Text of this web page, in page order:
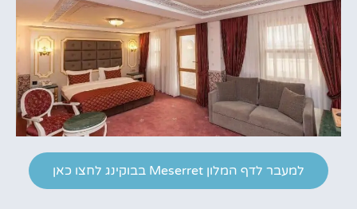
למעבר לדף המלון Meserret בבוקינג לחצו כאן